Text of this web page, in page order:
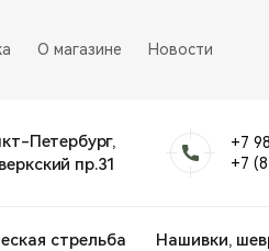
О магазине Новости
Петербург,
пр.31
+7
+7
стрельба Нашивки,